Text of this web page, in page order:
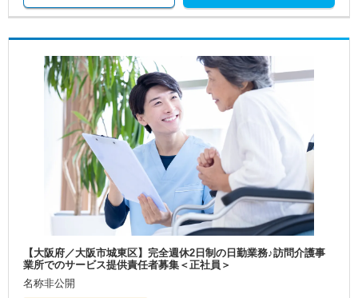
【大阪府／大阪市城東区】完全週休2日制の日勤業務♪訪問介護事
業所でのサービス提供責任者募集＜正社員＞
名称非公開